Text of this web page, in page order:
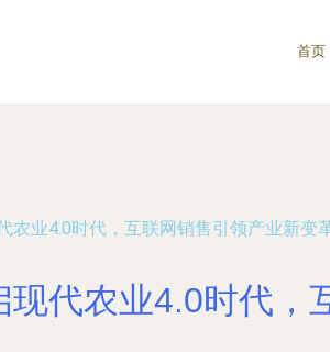
首页
农业4.0时代，互联网销售引领产业新变
代农业4.0时代，